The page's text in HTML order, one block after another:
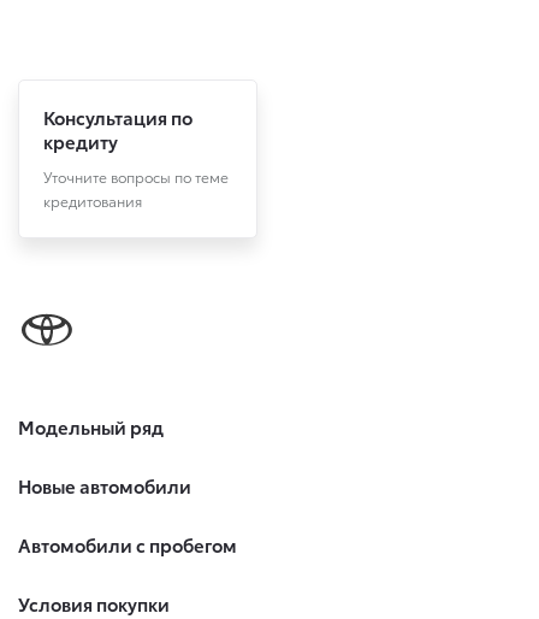
Консультация по
кредиту
Уточните вопросы по теме
кредитования
Модельный ряд
Новые автомобили
Автомобили с пробегом
Условия покупки